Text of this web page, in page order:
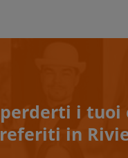
i tuoi
in